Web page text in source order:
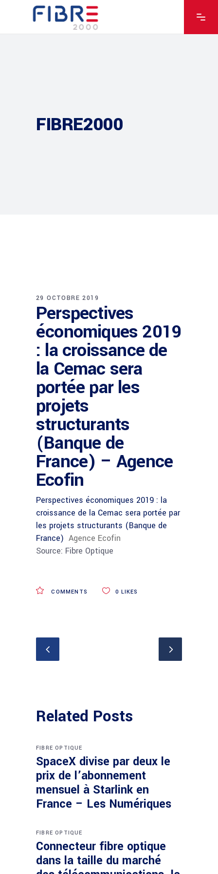
FIBRE2000
29 OCTOBRE 2019
Perspectives
économiques 2019
: la croissance de
la Cemac sera
portée par les
projets
structurants
(Banque de
France) – Agence
Ecofin
Perspectives économiques 2019 : la
croissance de la Cemac sera portée par
les projets structurants (Banque de
France) Agence Ecofin
Source: Fibre Optique
COMMENTS 0 LIKES
Related Posts
FIBRE OPTIQUE
SpaceX divise par deux le
prix de l’abonnement
mensuel à Starlink en
France – Les Numériques
FIBRE OPTIQUE
Connecteur fibre optique
dans la taille du marché